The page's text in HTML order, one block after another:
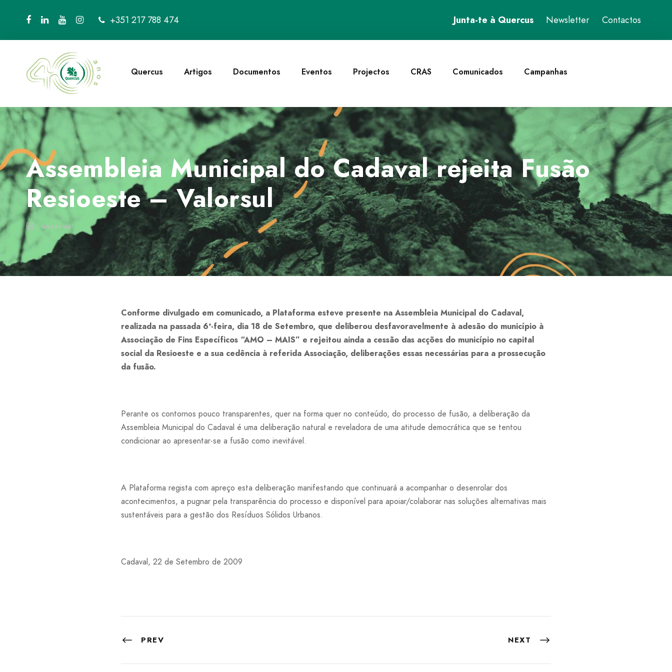
+351 217 788 474 Junta-te à Quercus Newsletter Contactos
Quercus Artigos Documentos Eventos Projectos CRAS Comunicados Campanhas
Assembleia Municipal do Cadaval rejeita Fusão
Resioeste – Valorsul
QUERCUS
Conforme divulgado em comunicado, a Plataforma esteve presente na Assembleia Municipal do Cadaval,
realizada na passada 6ª-feira, dia 18 de Setembro, que deliberou desfavoravelmente à adesão do município à
Associação de Fins Específicos “AMO – MAIS” e rejeitou ainda a cessão das acções do município no capital
social da Resioeste e a sua cedência à referida Associação, deliberações essas necessárias para a prossecução
da fusão.
Perante os contornos pouco transparentes, quer na forma quer no conteúdo, do processo de fusão, a deliberação da
Assembleia Municipal do Cadaval é uma deliberação natural e reveladora de uma atitude democrática que se tentou
condicionar ao apresentar-se a fusão como inevitável.
A Plataforma regista com apreço esta deliberação manifestando que continuará a acompanhar o desenrolar dos
acontecimentos, a pugnar pela transparência do processo e disponível para apoiar/colaborar nas soluções alternativas mais
sustentáveis para a gestão dos Resíduos Sólidos Urbanos.
Cadaval, 22 de Setembro de 2009
PREV NEXT